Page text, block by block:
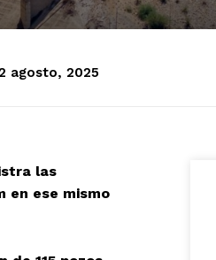
agosto, 2025
las
en ese mismo